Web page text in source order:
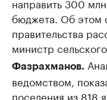
направить 300
бюджета. Об этом
правительства
министр
Фазрахманов.
ведомством,
поселения из 818